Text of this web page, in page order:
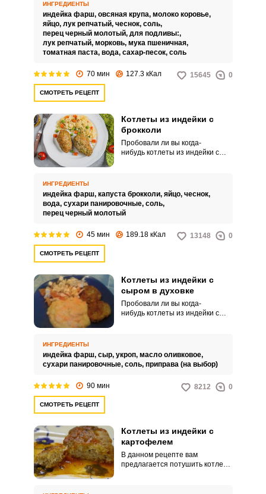
вкус. В этом рецепте вам
предлагается запечь их в
томатной подливке.
ИНГРЕДИЕНТЫ
индейка фарш, овсяная крупа, молоко коровье,
яйцо, лук репчатый, чеснок, соль,
перец черный молотый, для подливы:,
лук репчатый, морковь, мука пшеничная,
томатная паста, вода, сахар-песок, соль
70 мин 127.3 кКал 15645 0
СМОТРЕТЬ РЕЦЕПТ
Котлеты из индейки с
брокколи
Пробовали ли вы когда-
нибудь котлеты из индейки с
особенно важно для детей и
спортсменов. Добавим в
котлеты брокколи.
ИНГРЕДИЕНТЫ
индейка фарш, капуста брокколи, яйцо, чеснок,
вода, сухари панировочные, соль,
перец черный молотый
45 мин 189.18 кКал 13148 0
СМОТРЕТЬ РЕЦЕПТ
Котлеты из индейки с
сыром в духовке
Пробовали ли вы когда-
нибудь котлеты из индейки с
оно суховатое. В данном
рецепте вам предлагается
добавить в котлеты сыр, чтобы
да и сыр придаст котлетам
ИНГРЕДИЕНТЫ
индейка фарш, сыр, укроп, масло оливковое,
сухари панировочные, соль, приправа (на выбор)
90 мин 8212 0
СМОТРЕТЬ РЕЦЕПТ
Котлеты из индейки с
картофелем
В данном рецепте вам
предлагается потушить котлеты